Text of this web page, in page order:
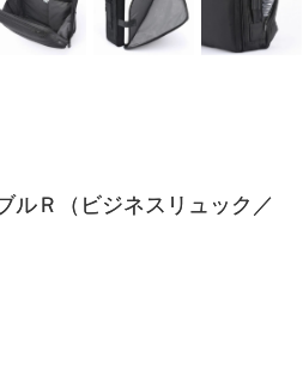
ルＲ（ビジネスリュック／